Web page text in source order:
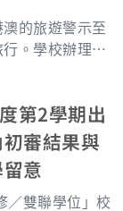
處理行政事
合國內外出差。
以及具備英語
英語檢定成績
提供其他佐證資
明，若於該外
語國家國籍
不開放入場，
人員需提早入
的真實經驗 🌍
💼 在國際環
技巧 🤝 分享
】
🔹本記者會為
的旅遊警示至
行。學校辦理交
加強提醒師生
與視訊），須
錄，並於活動
須於公告日前或
第2學期出
審結果與
意
／雙聯學位」校